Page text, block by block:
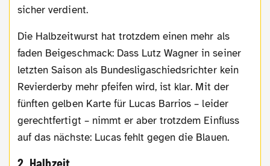
sicher verdient.
Die Halbzeitwurst hat trotzdem einen mehr als
faden Beigeschmack: Dass Lutz Wagner in seiner
letzten Saison als Bundesligaschiedsrichter kein
Revierderby mehr pfeifen wird, ist klar. Mit der
fünften gelben Karte für Lucas Barrios – leider
gerechtfertigt – nimmt er aber trotzdem Einfluss
auf das nächste: Lucas fehlt gegen die Blauen.
2. Halbzeit